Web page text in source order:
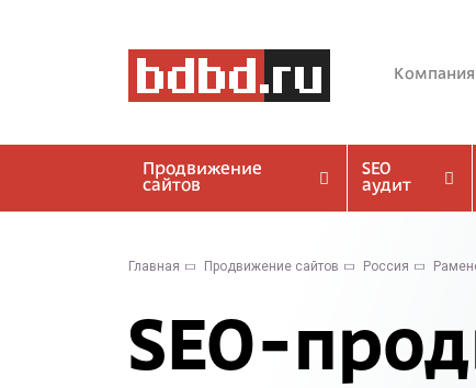
Компания
Продвижение
сайтов
SEO
аудит
Главная Продвижение сайтов Россия
SEO-